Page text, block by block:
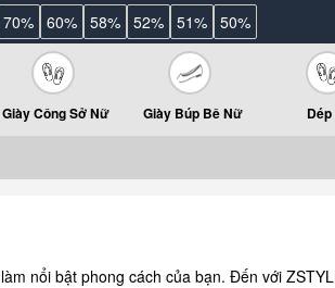
70% 60% 58% 52% 51% 50%
Giày Công Sở Nữ Giày Búp Bê Nữ
nổi bật phong cách của bạn. Đến với